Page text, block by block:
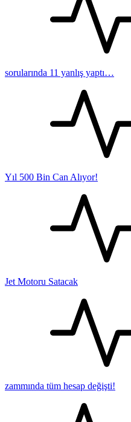
sorularında 11 yanlış yaptı…
Yıl 500 Bin Can Alıyor!
Jet Motoru Satacak
zammında tüm hesap değişti!